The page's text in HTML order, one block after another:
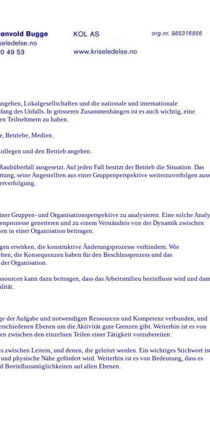
Lokalgesellschaften und die nationale und internationale
des Unfalls. In grösseren Zusammenhängen ist es auch wichtig, eine
Teilnehmern zu haben.
Betriebe, Medien.
und den Betrieb angehen.
ausgesetzt. Auf jeden Fall besitzt der Betrieb die Situation. Das
seine Angestellten aus einer Gruppenperspektive weiterzuverfolgen
Gruppen- und Organisationsperspektive zu analysieren. Eine solche
generieren und zu einem Verständnis von der Dynamik zwischen
in einer Organisation beitragen.
erwirken, die konstruktive Änderungsprozesse verhindern. Wie
die Konsequenzen haben für den Beschlussprozess und das
Organisation.
kann dazu beitragen, dass das Arbeitsmilieu beeinflusst wird und
der Aufgabe und notwendigen Ressourcen und Kompetenz verbunden, und
Ebenen um die Aktivität gute Grenzen gibt. Weiterhin ist es von
zwischen den einzelnen Teilen einer Tätigkeit vorzubereiten.
zwischen Leitern, und denen, die geleitet werden. Ein wichtiges Stichwort
physische Nähe gefördert wird. Weiterhin ist es von Bedeutung, dass es
Beeinflussmöglichkeiten auf allen Ebenen.